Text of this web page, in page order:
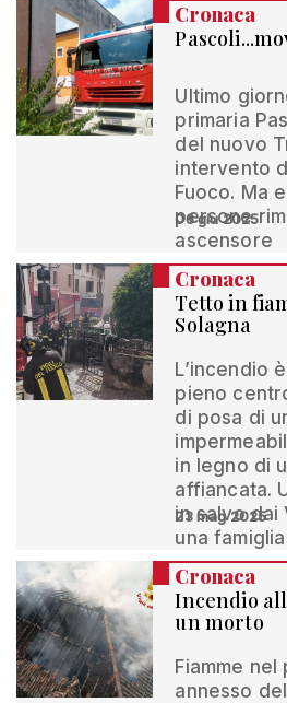
Cronaca
Ultimo
primaria
del nuovo
intervento
Fuoco. Ma
persone
ascensore
06 giu 2025
Cronaca
Tetto in
Solagna
L’incendio
pieno
di posa di
in legno di
affiancata.
in salvo dai
una
23 mag 2025
Cronaca
Incendio
un morto
Fiamme
annesso